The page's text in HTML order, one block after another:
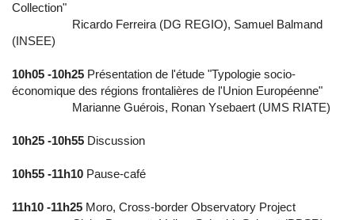
Collection"
Ricardo Ferreira (DG REGIO), Samuel Balmand
(INSEE)
10h05 -10h25 Présentation de l'étude "Typologie socio-
économique des régions frontalières de l'Union Européenne"
Marianne Guérois, Ronan Ysebaert (UMS RIATE)
10h25 -10h55 Discussion
10h55 -11h10 Pause-café
11h10 -11h25 Moro, Cross-border Observatory Project